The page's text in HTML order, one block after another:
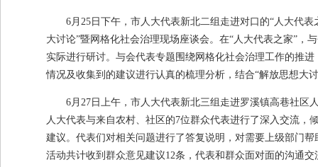
6月 25 日下午，市人大代表新北二组走进对口的“人大代表
大讨论”暨网格化社会治理现场座谈会。在“人大代表之家” ，
实际进行研讨。与会代表专题围绕网格化社会治理工作的推
情况及收集到的建议进行认真的梳理分析，结合“解放思想大
6月 27 日上午，市人大代表新北三组走进罗溪镇高巷社区
人大代表与来自农村、社区的7位群众代表进行了深入交流，
建议。代表们对相关问题进行了答复说明，对需要上级部门
活动共计收到群众意见建议12条，代表和群众面对面的沟通